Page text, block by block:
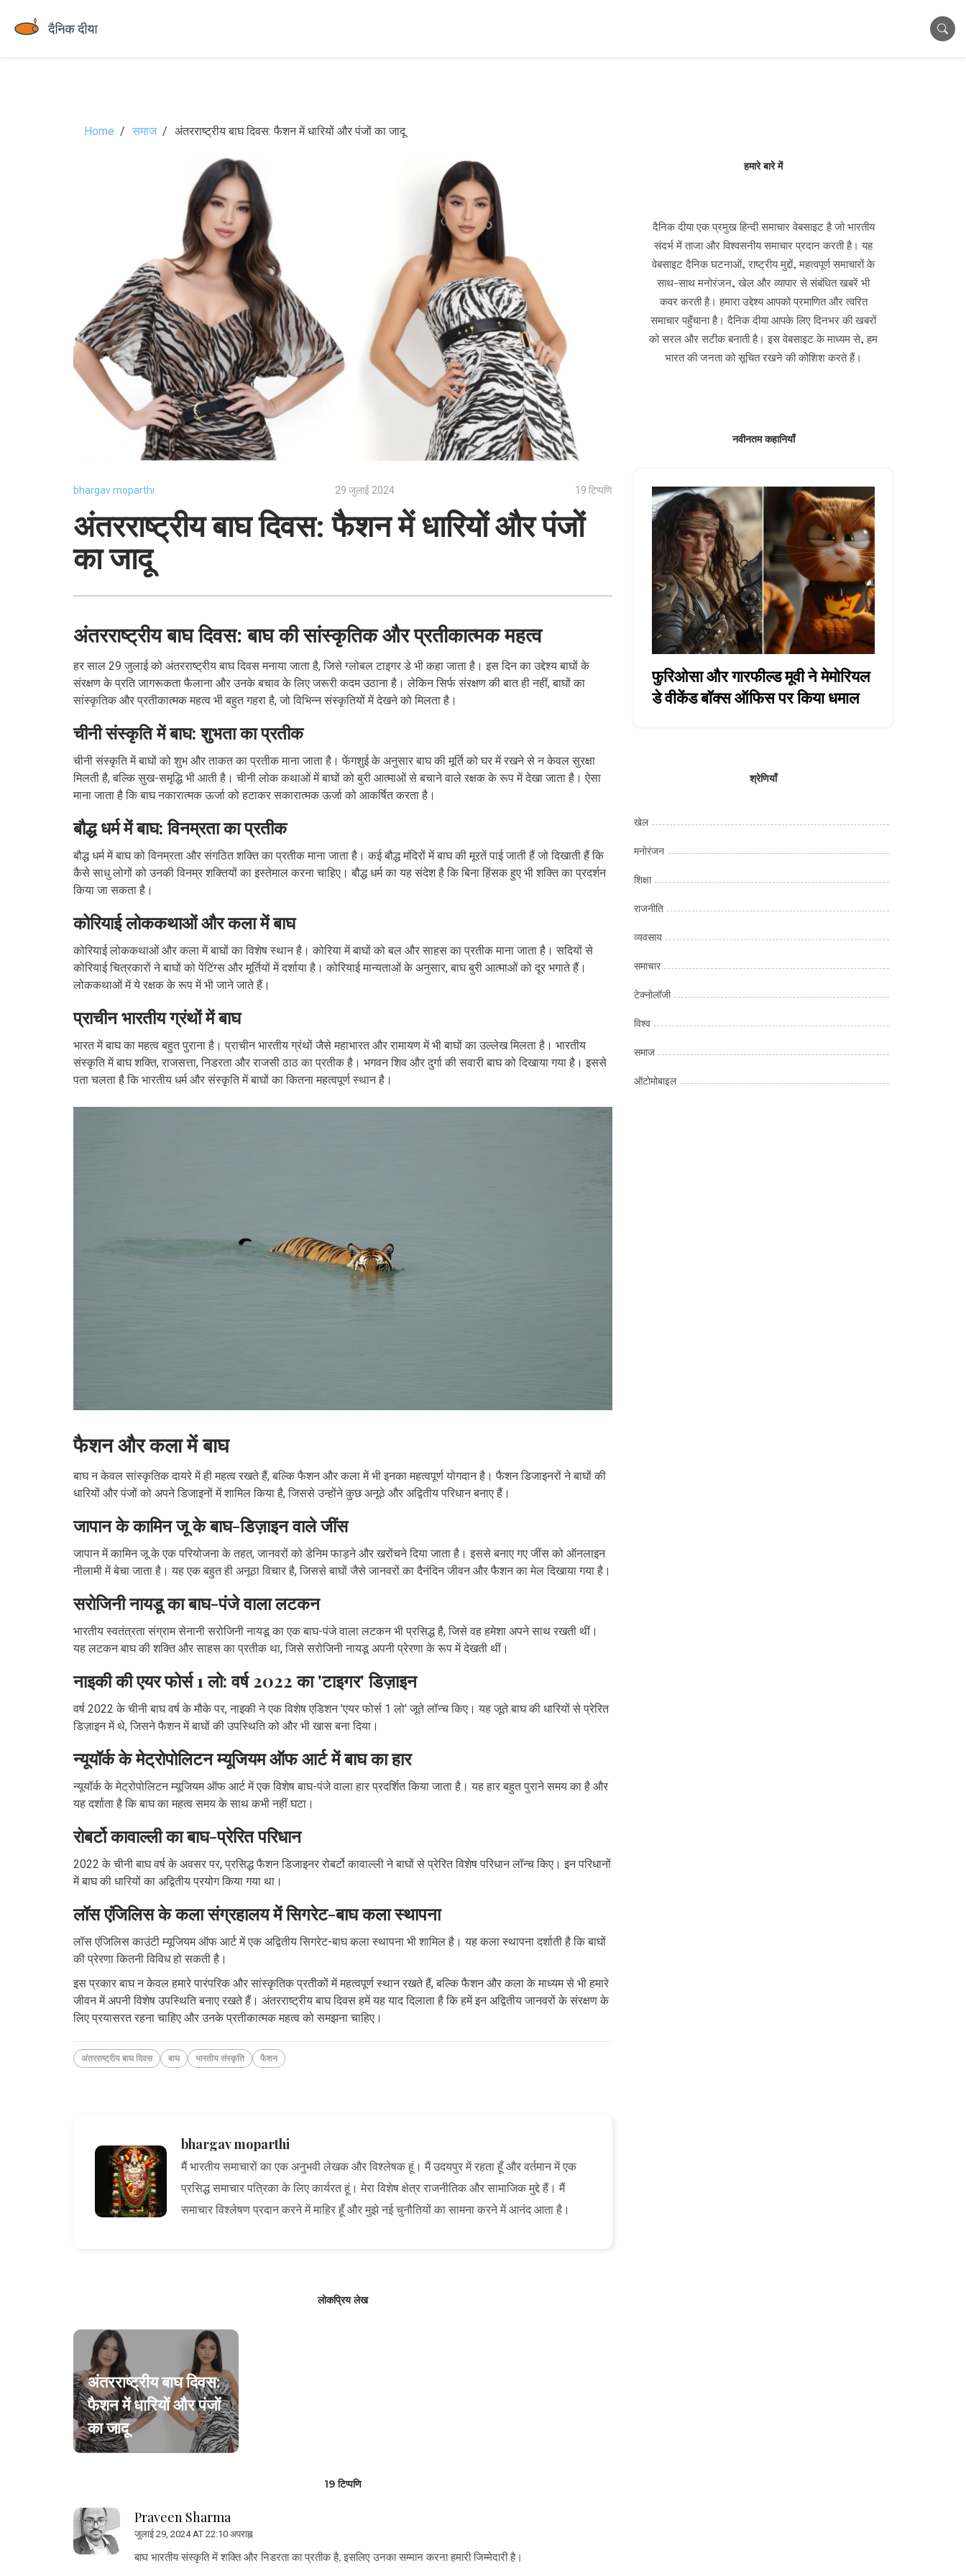
Home समाज अंतरराष्ट्रीय बाघ दिवस: फैशन में धारियों और पंजों का जादू
bhargav moparthi 29 जुलाई 2024 19 टिप्पणि
अंतरराष्ट्रीय बाघ दिवस: फैशन में धारियों और पंजों
का जादू
अंतरराष्ट्रीय बाघ दिवस: बाघ की सांस्कृतिक और प्रतीकात्मक महत्व
हर साल 29 जुलाई को अंतरराष्ट्रीय बाघ दिवस मनाया जाता है, जिसे ग्लोबल टाइगर डे भी कहा जाता है। इस दिन का उद्देश्य बाघों के
संरक्षण के प्रति जागरूकता फैलाना और उनके बचाव के लिए जरूरी कदम उठाना है। लेकिन सिर्फ संरक्षण की बात ही नहीं, बाघों का
सांस्कृतिक और प्रतीकात्मक महत्व भी बहुत गहरा है, जो विभिन्न संस्कृतियों में देखने को मिलता है।
चीनी संस्कृति में बाघ: शुभता का प्रतीक
चीनी संस्कृति में बाघों को शुभ और ताकत का प्रतीक माना जाता है। फेंगशुई के अनुसार बाघ की मूर्ति को घर में रखने से न केवल सुरक्षा
मिलती है, बल्कि सुख-समृद्धि भी आती है। चीनी लोक कथाओं में बाघों को बुरी आत्माओं से बचाने वाले रक्षक के रूप में देखा जाता है। ऐसा
माना जाता है कि बाघ नकारात्मक ऊर्जा को हटाकर सकारात्मक ऊर्जा को आकर्षित करता है।
बौद्ध धर्म में बाघ: विनम्रता का प्रतीक
बौद्ध धर्म में बाघ को विनम्रता और संगठित शक्ति का प्रतीक माना जाता है। कई बौद्ध मंदिरों में बाघ की मूरतें पाई जाती हैं जो दिखाती हैं कि
कैसे साधु लोगों को उनकी विनम्र शक्तियों का इस्तेमाल करना चाहिए। बौद्ध धर्म का यह संदेश है कि बिना हिंसक हुए भी शक्ति का प्रदर्शन
किया जा सकता है।
कोरियाई लोककथाओं और कला में बाघ
कोरियाई लोककथाओं और कला में बाघों का विशेष स्थान है। कोरिया में बाघों को बल और साहस का प्रतीक माना जाता है। सदियों से
कोरियाई चित्रकारों ने बाघों को पेंटिंग्स और मूर्तियों में दर्शाया है। कोरियाई मान्यताओं के अनुसार, बाघ बुरी आत्माओं को दूर भगाते हैं।
लोककथाओं में ये रक्षक के रूप में भी जाने जाते हैं।
प्राचीन भारतीय ग्रंथों में बाघ
भारत में बाघ का महत्व बहुत पुराना है। प्राचीन भारतीय ग्रंथों जैसे महाभारत और रामायण में भी बाघों का उल्लेख मिलता है। भारतीय
संस्कृति में बाघ शक्ति, राजसत्ता, निडरता और राजसी ठाठ का प्रतीक है। भगवन शिव और दुर्गा की सवारी बाघ को दिखाया गया है। इससे
पता चलता है कि भारतीय धर्म और संस्कृति में बाघों का कितना महत्वपूर्ण स्थान है।
फैशन और कला में बाघ
बाघ न केवल सांस्कृतिक दायरे में ही महत्व रखते हैं, बल्कि फैशन और कला में भी इनका महत्वपूर्ण योगदान है। फैशन डिजाइनरों ने बाघों की
धारियों और पंजों को अपने डिजाइनों में शामिल किया है, जिससे उन्होंने कुछ अनूठे और अद्वितीय परिधान बनाए हैं।
जापान के कामिन जू के बाघ-डिज़ाइन वाले जींस
जापान में कामिन जू के एक परियोजना के तहत, जानवरों को डेनिम फाड़ने और खरोंचने दिया जाता है। इससे बनाए गए जींस को ऑनलाइन
नीलामी में बेचा जाता है। यह एक बहुत ही अनूठा विचार है, जिससे बाघों जैसे जानवरों का दैनंदिन जीवन और फैशन का मेल दिखाया गया है।
सरोजिनी नायडू का बाघ-पंजे वाला लटकन
भारतीय स्वतंत्रता संग्राम सेनानी सरोजिनी नायडू का एक बाघ-पंजे वाला लटकन भी प्रसिद्ध है, जिसे वह हमेशा अपने साथ रखती थीं।
यह लटकन बाघ की शक्ति और साहस का प्रतीक था, जिसे सरोजिनी नायडू अपनी प्रेरणा के रूप में देखती थीं।
नाइकी की एयर फोर्स 1 लो: वर्ष 2022 का 'टाइगर' डिज़ाइन
वर्ष 2022 के चीनी बाघ वर्ष के मौके पर, नाइकी ने एक विशेष एडिशन 'एयर फोर्स 1 लो' जूते लॉन्च किए। यह जूते बाघ की धारियों से प्रेरित
डिज़ाइन में थे, जिसने फैशन में बाघों की उपस्थिति को और भी खास बना दिया।
न्यूयॉर्क के मेट्रोपोलिटन म्यूजियम ऑफ आर्ट में बाघ का हार
न्यूयॉर्क के मेट्रोपोलिटन म्यूजियम ऑफ आर्ट में एक विशेष बाघ-पंजे वाला हार प्रदर्शित किया जाता है। यह हार बहुत पुराने समय का है और
यह दर्शाता है कि बाघ का महत्व समय के साथ कभी नहीं घटा।
रोबर्टो कावाल्ली का बाघ-प्रेरित परिधान
2022 के चीनी बाघ वर्ष के अवसर पर, प्रसिद्ध फैशन डिजाइनर रोबर्टो कावाल्ली ने बाघों से प्रेरित विशेष परिधान लॉन्च किए। इन परिधानों
में बाघ की धारियों का अद्वितीय प्रयोग किया गया था।
लॉस एंजिलिस के कला संग्रहालय में सिगरेट-बाघ कला स्थापना
लॉस एंजिलिस काउंटी म्यूजियम ऑफ आर्ट में एक अद्वितीय सिगरेट-बाघ कला स्थापना भी शामिल है। यह कला स्थापना दर्शाती है कि बाघों
की प्रेरणा कितनी विविध हो सकती है।
इस प्रकार बाघ न केवल हमारे पारंपरिक और सांस्कृतिक प्रतीकों में महत्वपूर्ण स्थान रखते हैं, बल्कि फैशन और कला के माध्यम से भी हमारे
जीवन में अपनी विशेष उपस्थिति बनाए रखते हैं। अंतरराष्ट्रीय बाघ दिवस हमें यह याद दिलाता है कि हमें इन अद्वितीय जानवरों के संरक्षण के
लिए प्रयासरत रहना चाहिए और उनके प्रतीकात्मक महत्व को समझना चाहिए।
अंतरराष्ट्रीय बाघ दिवस बाघ भारतीय संस्कृति फैशन
bhargav moparthi
मैं भारतीय समाचारों का एक अनुभवी लेखक और विश्लेषक हूं। मैं उदयपुर में रहता हूँ और वर्तमान में एक
प्रसिद्ध समाचार पत्रिका के लिए कार्यरत हूं। मेरा विशेष क्षेत्र राजनीतिक और सामाजिक मुद्दे हैं। मैं
समाचार विश्लेषण प्रदान करने में माहिर हूँ और मुझे नई चुनौतियों का सामना करने में आनंद आता है।
लोकप्रिय लेख
अंतरराष्ट्रीय बाघ दिवस:
फैशन में धारियों और पंजों
का जादू
19 टिप्पणि
Praveen Sharma
जुलाई 29, 2024 AT 22:10 अपराह्न
बाघ भारतीय संस्कृति में शक्ति और निडरता का प्रतीक है, इसलिए उनका सम्मान करना हमारी जिम्मेदारी है।
हमारे बारे में
दैनिक दीया एक प्रमुख हिन्दी समाचार वेबसाइट है जो भारतीय
संदर्भ में ताजा और विश्वसनीय समाचार प्रदान करती है। यह
वेबसाइट दैनिक घटनाओं, राष्ट्रीय मुद्दों, महत्वपूर्ण समाचारों के
साथ-साथ मनोरंजन, खेल और व्यापार से संबंधित खबरें भी
कवर करती है। हमारा उद्देश्य आपको प्रमाणित और त्वरित
समाचार पहुँचाना है। दैनिक दीया आपके लिए दिनभर की खबरों
को सरल और सटीक बनाती है। इस वेबसाइट के माध्यम से, हम
भारत की जनता को सूचित रखने की कोशिश करते हैं।
नवीनतम कहानियाँ
फुरिओसा और गारफील्ड मूवी ने मेमोरियल
डे वीकेंड बॉक्स ऑफिस पर किया धमाल
श्रेणियाँ
खेल
मनोरंजन
शिक्षा
राजनीति
व्यवसाय
समाचार
टेक्नोलॉजी
विश्व
समाज
ऑटोमोबाइल